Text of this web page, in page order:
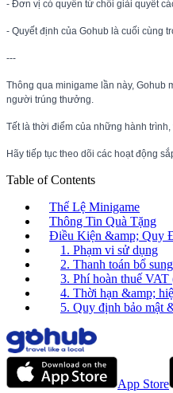
- Đơn vị có quyền từ chối giải quyết
- Quyết định của Gohub là cuối cùng
---
Thông qua minigame lần này, Gohub
người trúng thưởng.
Tết là thời điểm của những hành
Hãy tiếp tục theo dõi các hoạt động
Table of Contents
Thể Lệ Minigame
Thông Tin Quà Tặng
Điều Kiện &amp; Quy
1. Phạm vi sử dụng
2. Thanh toán bổ sung
3. Phí hoàn thuế VAT
4. Thời hạn &amp;
5. Quy định bảo mật
App Store